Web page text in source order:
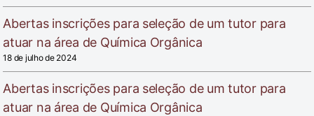
Abertas inscrições para seleção de um tutor para
atuar na área de Química Orgânica
18 de julho de 2024
Abertas inscrições para seleção de um tutor para
atuar na área de Química Orgânica